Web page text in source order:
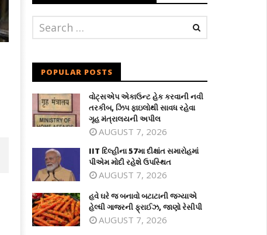
POPULAR POSTS
વોટ્સએપ એકાઉન્ટ હેક કરવાની નવી
તરકીબ, ઝિપ ફાઇલોથી સાવધ રહેવા
ગૃહ મંત્રાલયની અપીલ
AUGUST 7, 2026
IIT દિલ્હીના 57મા દીક્ષાંત સમારોહમાં
પીએમ મોદી રહેશે ઉપસ્થિત
AUGUST 7, 2026
હવે ઘરે જ બનાવો બટાટાની જગ્યાએ
હેલ્ધી ગાજરની ફ્રાઈઝ, જાણો રેસીપી
AUGUST 7, 2026